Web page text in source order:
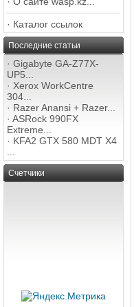
· Каталог ссылок
Последние статьи
· Gigabyte GA-Z77X-
UP5...
· Xerox WorkCentre
304...
· Razer Anansi + Razer...
· ASRock 990FX
Extreme...
· KFA2 GTX 580 MDT X4
Счетчики